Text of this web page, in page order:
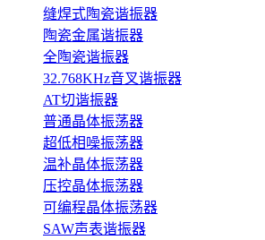
缝焊式陶瓷谐振器
陶瓷金属谐振器
全陶瓷谐振器
32.768KHz音叉谐振器
AT切谐振器
普通晶体振荡器
超低相噪振荡器
温补晶体振荡器
压控晶体振荡器
可编程晶体振荡器
SAW声表谐振器